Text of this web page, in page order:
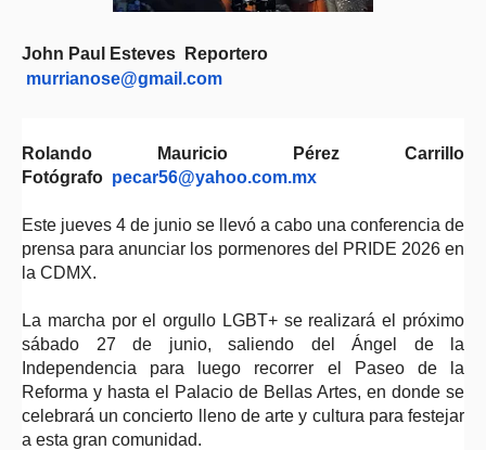
John Paul Esteves Reportero
murrianose@gmail.com
Rolando Mauricio Pérez Carrillo
Fotógrafo pecar56@yahoo.com.mx
Este jueves 4 de junio se llevó a cabo una conferencia de
prensa para anunciar los pormenores del PRIDE 2026 en
la CDMX.
La marcha por el orgullo LGBT+ se realizará el próximo
sábado 27 de junio, saliendo del Ángel de la
Independencia para luego recorrer el Paseo de la
Reforma y hasta el Palacio de Bellas Artes, en donde se
celebrará un concierto lleno de arte y cultura para festejar
a esta gran comunidad.